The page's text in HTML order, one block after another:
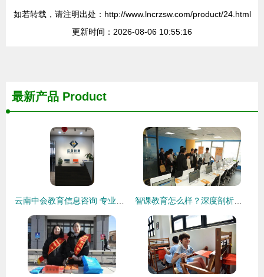
如若转载，请注明出处：http://www.lncrzsw.com/product/24.html
更新时间：2026-08-06 10:55:16
最新产品 Product